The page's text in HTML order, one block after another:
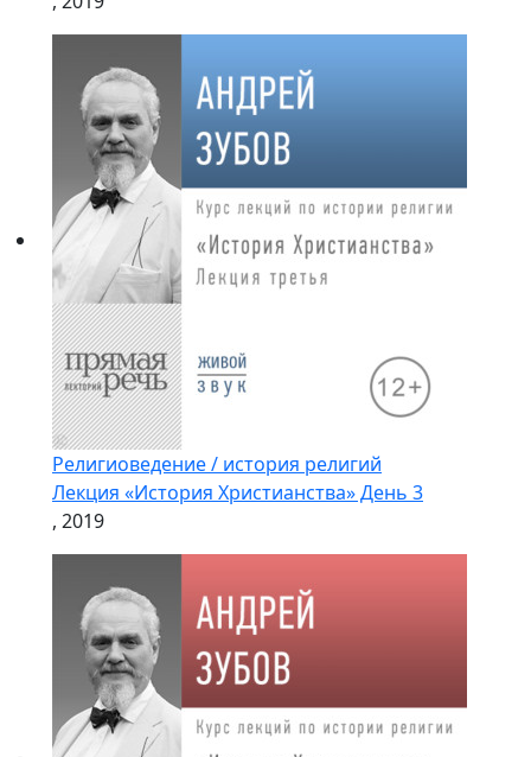
Религиоведение / история религий
Лекция «История Христианства» День 3
, 2019